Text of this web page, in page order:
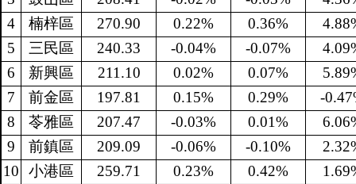
4
楠梓區 270.90 0.22% 0.36%
5
三民區 240.33 -0.04% -0.07%
6
新興區 211.10 0.02% 0.07%
7
前金區 197.81 0.15% 0.29%
-
8
苓雅區 207.47 -0.03% 0.01%
9
前鎮區 209.09 -0.06% -0.10%
10
小港區 259.71 0.23% 0.42%